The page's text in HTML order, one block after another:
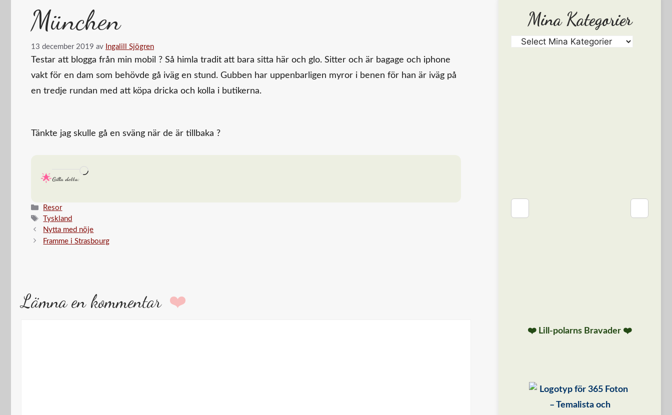
München
13 december 2019 av Ingalill Sjögren
Testar att blogga från min mobil ? Så himla tradit att bara sitta här och glo. Sitter och är bagage och iphone
vakt för en dam som behövde gå iväg en stund. Gubben har uppenbarligen myror i benen för han är iväg på
en tredje rundan med att köpa dricka och kolla i butikerna.
Tänkte jag skulle gå en sväng när de är tillbaka ?
Gilla detta:
Laddar
Kategorier
Resor
Etiketter
Tyskland
Nytta med nöje
Framme i Strasbourg
Lämna en kommentar
Mina Kategorier
❤️ Lill-polarns Bravader ❤️